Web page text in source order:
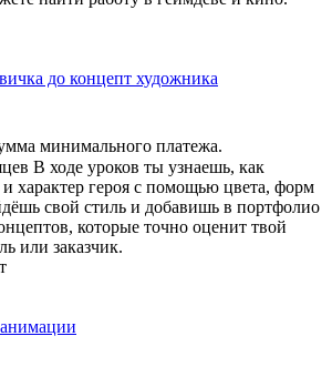
до концепт художника
минимального платежа.
В ходе уроков ты узнаешь, как
характер героя с помощью цвета, форм
свой стиль и добавишь в портфолио
которые точно оценит твой
или заказчик.